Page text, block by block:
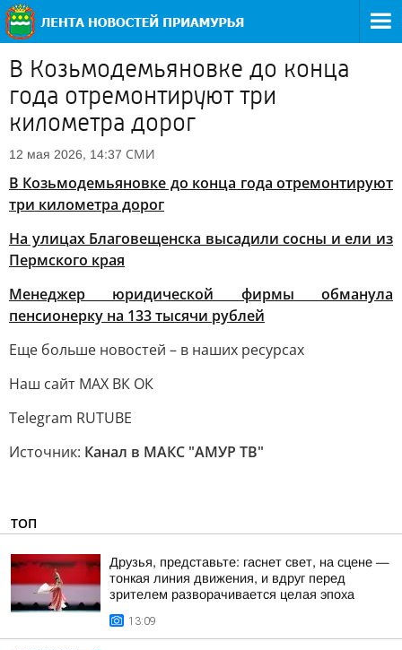
В Козьмодемьяновке до конца
года отремонтируют три
километра дорог
12 мая 2026, 14:37 СМИ
В Козьмодемьяновке до конца года отремонтируют
три километра дорог
На улицах Благовещенска высадили сосны и ели из
Пермского края
Менеджер юридической фирмы обманула
пенсионерку на 133 тысячи рублей
Еще больше новостей – в наших ресурсах
Наш сайт МАХ ВК ОК
Telegram RUTUBE
Источник: Канал в МАКС "АМУР ТВ"
ТОП
Друзья, представьте: гаснет свет, на сцене —
тонкая линия движения, и вдруг перед
зрителем разворачивается целая эпоха
13:09